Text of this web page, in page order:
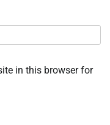
in this browser for